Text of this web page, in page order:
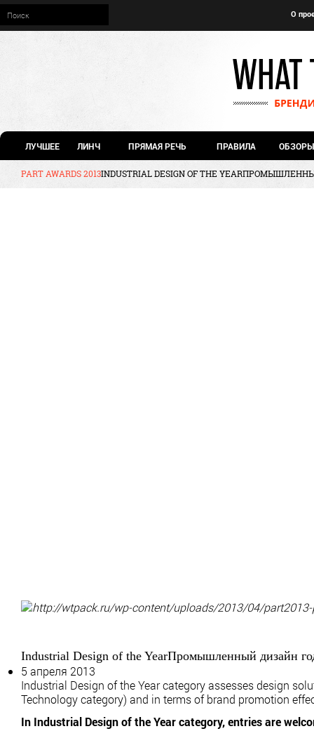
О
ЛУЧШЕЕ ЛИНЧ ПРЯМАЯ РЕЧЬ ПРАВИЛА ОБЗОРЫ
PART AWARDS 2013INDUSTRIAL DESIGN OF THE YEAR
Industrial Design of the YearПромышленный дизайн
5 апреля 2013
Industrial Design of the Year category assesses design
Technology category) and in terms of brand promotion
In Industrial Design of the Year category, entries are